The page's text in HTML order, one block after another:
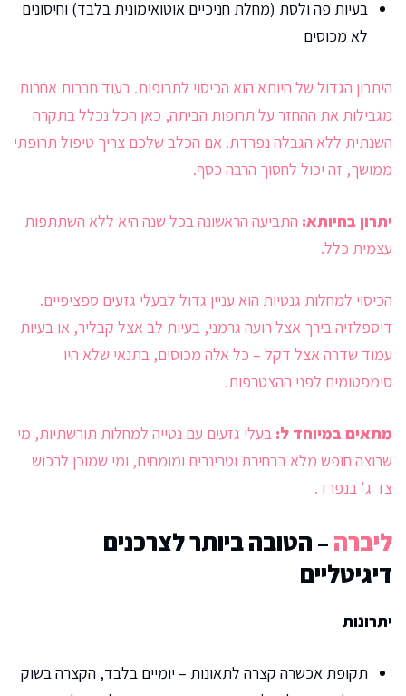
בעיות פה ולסת (מחלת חניכיים אוטואימונית בלבד) וחיסונים
לא מכוסים
היתרון הגדול של חיותא הוא הכיסוי לתרופות. בעוד חברות אחרות
מגבילות את ההחזר על תרופות הביתה, כאן הכל נכלל בתקרה
השנתית ללא הגבלה נפרדת. אם הכלב שלכם צריך טיפול תרופתי
ממושך, זה יכול לחסוך הרבה כסף.
יתרון בחיותא: התביעה הראשונה בכל שנה היא ללא השתתפות
עצמית כלל.
הכיסוי למחלות גנטיות הוא עניין גדול לבעלי גזעים ספציפיים.
דיספלזיה בירך אצל רועה גרמני, בעיות לב אצל קבליר, או בעיות
עמוד שדרה אצל דקל – כל אלה מכוסים, בתנאי שלא היו
סימפטומים לפני ההצטרפות.
מתאים במיוחד ל: בעלי גזעים עם נטייה למחלות תורשתיות, מי
שרוצה חופש מלא בבחירת וטרינרים ומומחים, ומי שמוכן לרכוש
צד ג' בנפרד.
ליברה– הטובה ביותר לצרכנים
דיגיטליים
יתרונות
תקופת אכשרה קצרה לתאונות – יומיים בלבד, הקצרה בשוק